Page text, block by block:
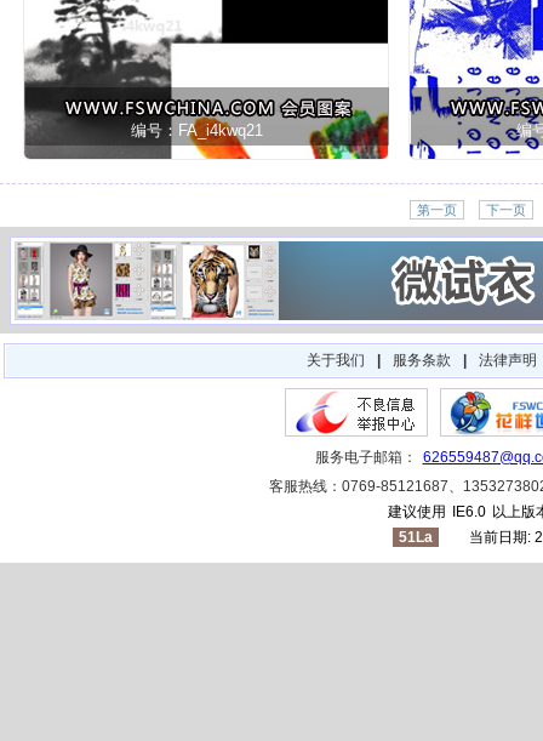
编号：FA_i4kwq21 编
第一页 下一页
关于我们 服务条款 法律声明
服务电子邮箱：
客服热线：0769-85121687、
建议使用
IE6.0 以上版
51La
当前日期: